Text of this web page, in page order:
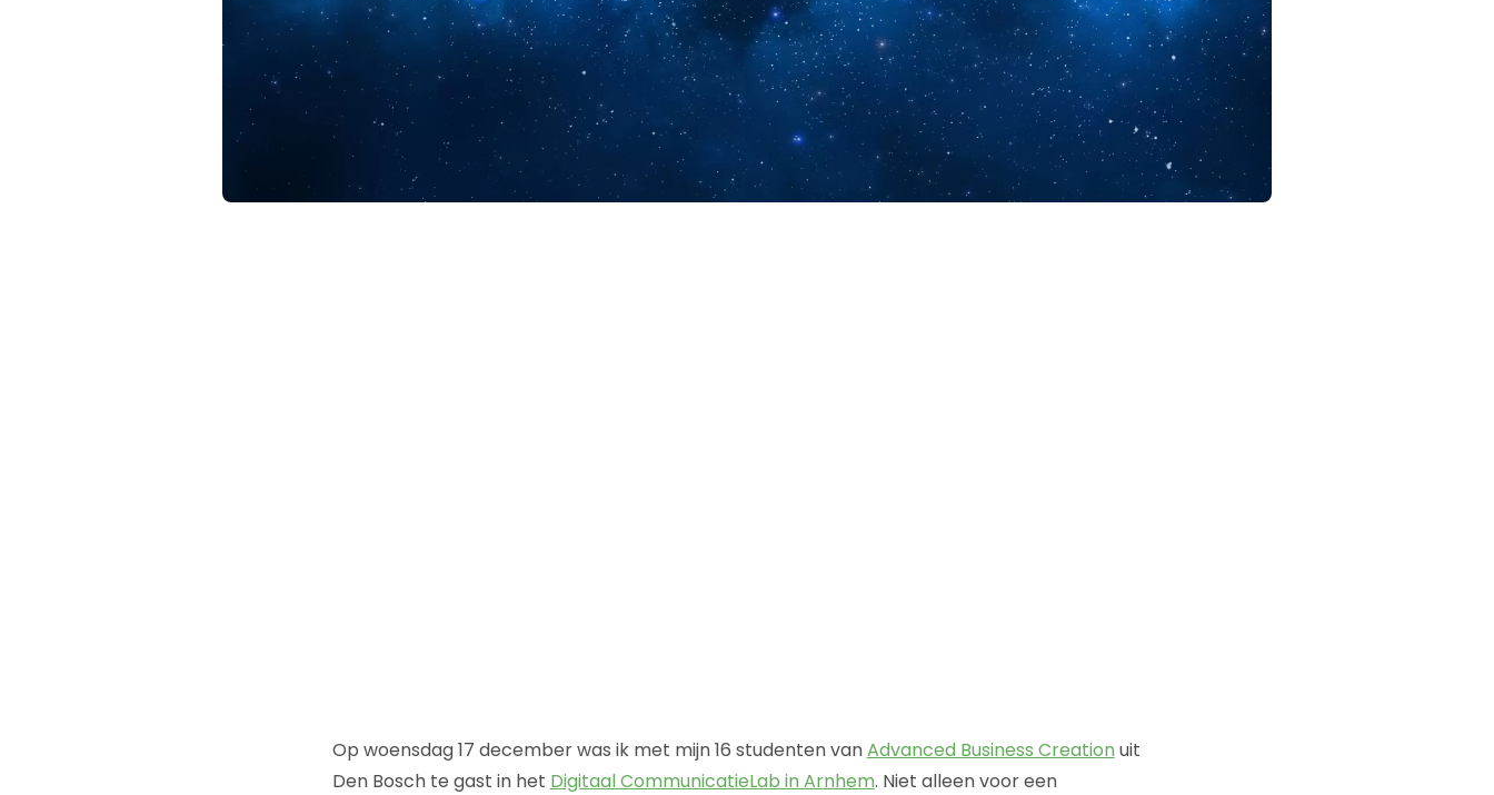
Op woensdag 17 december was ik met mijn 16 studenten vanAdvanced Business Creation uit
Den Bosch te gast in het Digitaal CommunicatieLab in Arnhem. Niet alleen voor een